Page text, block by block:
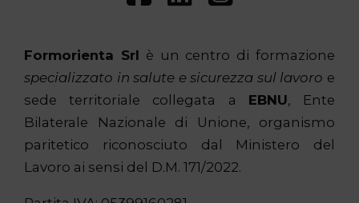
Formorienta Srl è un centro di formazione
specializzato in salute e sicurezza sul lavoro e
sede territoriale collegata a EBNU, Ente
Bilaterale Nazionale di Unione, organismo
paritetico riconosciuto dal Ministero del
Lavoro ai sensi del D.M. 171/2022.